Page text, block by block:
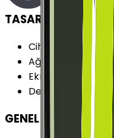
TASARIM
Cihaz Kalınlığı
Ağırlık
33.3 g
Ekran Şekli
: Daire
Değiştirilebilir
GENEL ÖZELLİKLER